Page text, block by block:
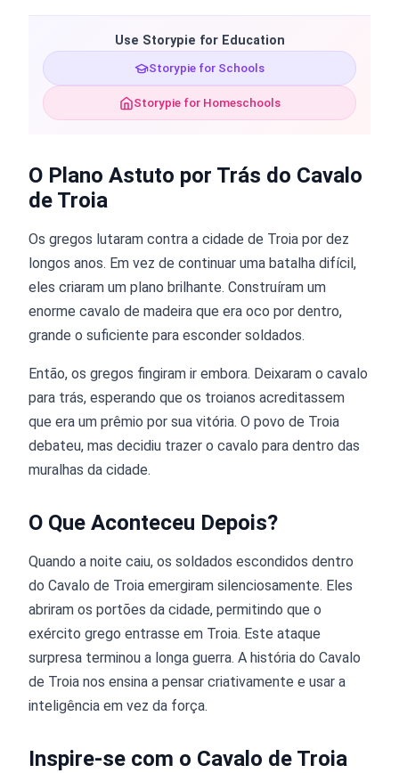
Use Storypie for Education
Storypie for Schools
Storypie for Homeschools
O Plano Astuto por Trás do Cavalo
de Troia
Os gregos lutaram contra a cidade de Troia por dez
longos anos. Em vez de continuar uma batalha difícil,
eles criaram um plano brilhante. Construíram um
enorme cavalo de madeira que era oco por dentro,
grande o suficiente para esconder soldados.
Então, os gregos fingiram ir embora. Deixaram o cavalo
para trás, esperando que os troianos acreditassem
que era um prêmio por sua vitória. O povo de Troia
debateu, mas decidiu trazer o cavalo para dentro das
muralhas da cidade.
O Que Aconteceu Depois?
Quando a noite caiu, os soldados escondidos dentro
do Cavalo de Troia emergiram silenciosamente. Eles
abriram os portões da cidade, permitindo que o
exército grego entrasse em Troia. Este ataque
surpresa terminou a longa guerra. A história do Cavalo
de Troia nos ensina a pensar criativamente e usar a
inteligência em vez da força.
Inspire-se com o Cavalo de Troia